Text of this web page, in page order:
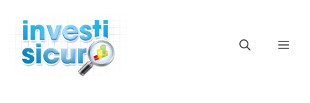
contenuto